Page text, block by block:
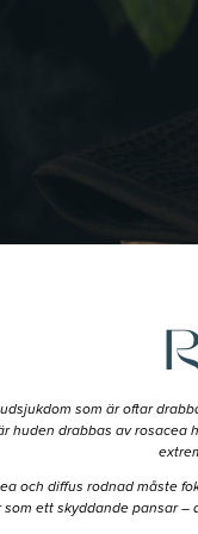
som är oftar
huden drabbas av
och diffus rodnad måste
ett skyddande pansar